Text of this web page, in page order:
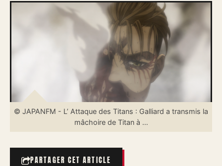
© JAPANFM - L’ Attaque des Titans : Galliard a transmis la
mâchoire de Titan à …
PARTAGER CET ARTICLE